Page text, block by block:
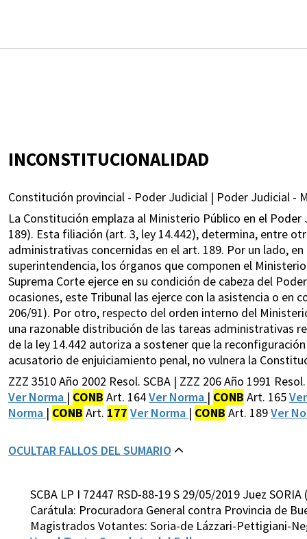
INCONSTITUCIONALIDAD
Constitución provincial - Poder Judicial | Poder Judicial -
La Constitución emplaza al Ministerio Público en el Poder
189). Esta filiación (art. 3, ley 14.442), determina, entre
administrativas concernidas en el art. 189. Por un lado,
superintendencia, los órganos que componen el
Suprema Corte ejerce en su condición de cabeza del
ocasiones, este Tribunal las ejerce con la asistencia o en
206/91). Por otro, respecto del orden interno del
una razonable distribución de las tareas administrativas
de la ley 14.442 autoriza a sostener que la
acusatorio de enjuiciamiento penal, no vulnera la
ZZZ 3510 Año 2002 Resol. SCBA | ZZZ 206 Año 1991
Ver Norma | CONB Art. 164Ver Norma | CONB Art. 165
Norma | CONB Art. 177 Ver Norma | CONB Art. 189Ver
OCULTAR FALLOS DEL SUMARIO
SCBA LP I 72447 RSD-88-19 S 29/05/2019 Juez SORIA
Carátula: Procuradora General contra Provincia de
Magistrados Votantes: Soria-de Lázzari-Pettigiani-